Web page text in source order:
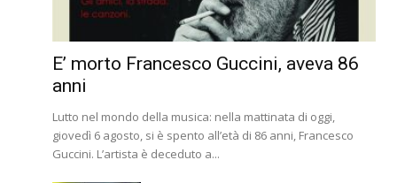
E’ morto Francesco Guccini, aveva 86
anni
Lutto nel mondo della musica: nella mattinata di oggi,
giovedì 6 agosto, si è spento all’età di 86 anni, Francesco
Guccini. L’artista è deceduto a...